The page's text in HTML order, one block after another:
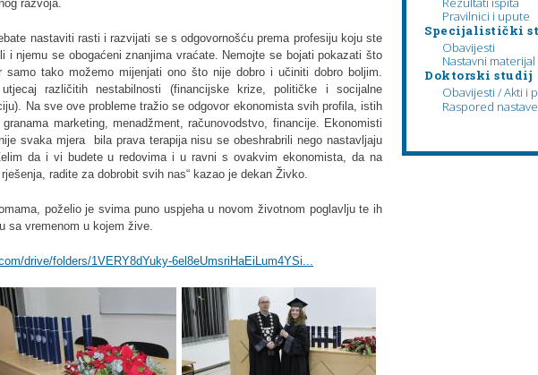
razvoja.
nastaviti rasti i razvijati se s odgovornošću prema profesiju koju ste
i njemu se obogaćeni znanjima vraćate. Nemojte se bojati pokazati što
tako možemo mijenjati ono što nije dobro i učiniti dobro boljim.
različitih nestabilnosti (financijske krize, političke i socijalne
Na sve ove probleme tražio se odgovor ekonomista svih profila, istih
marketing, menadžment, računovodstvo, financije. Ekonomisti
svaka mjera bila prava terapija nisu se obeshrabrili nego nastavljaju
da i vi budete u redovima i u ravni s ovakvim ekonomista, da na
radite za dobrobit svih nas“ kazao je dekan Živko.
poželio je svima puno uspjeha u novom životnom poglavlju te ih
sa vremenom u kojem žive.
drive/folders/1VERY8dYuky-6el8eUmsriHaEiLum4YSi...
Pravilnici i upute
Specijalistički
Obavijesti
Nastavni materijal
Doktorski studij
Obavijesti / Akti i
Raspored nastave